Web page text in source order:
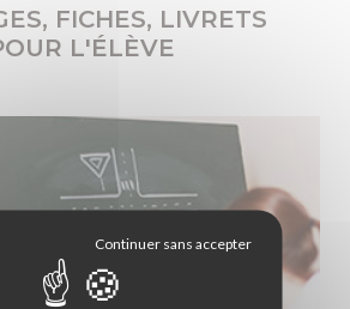
FICHES, LIVRETS
L'ÉLÈVE